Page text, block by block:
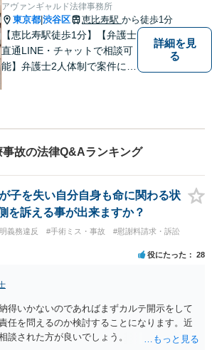
アヴァンギャルド法律事務所
東京都 渋谷区 恵比寿駅 から徒歩1分
【恵比寿駅徒歩1分】【弁護士
直通LINE・チャットで相談可
能】弁護士2人体制で案件に取
最適な解決策を提案【年中無
休・早朝夜間対応可能（要予
約）】
詳細を見
る
故の法律Q&Aランキング
子を失い自分自身も命に関わる状
を訴える事が出来ますか？
義務違反 #手術ミス・事故
#慰謝料請求・訴訟
役にたった 28
得いかないのであればまずカルテ開示をして
任を問えるのか検討することになります。近
談された方が良いでしょう。